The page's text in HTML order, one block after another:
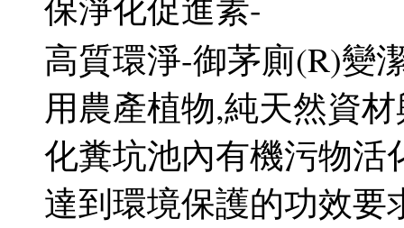
高質環淨-御茅廁(R)變
用農產植物,純天然資
化糞坑池內有機污物活
達到環境保護的功效要